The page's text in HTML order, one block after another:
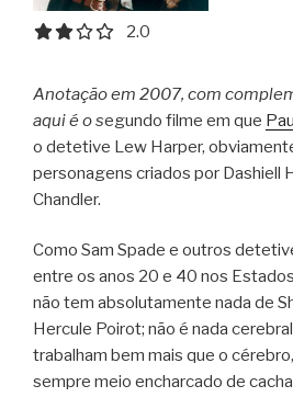
2.0 out of 5.0 stars
2.0
Anotação em 2007, com
aqui é o segundo filme em que
o detetive Lew Harper,
personagens criados por Dashiell
Chandler.
Como Sam Spade e outros
entre os anos 20 e 40 nos
não tem absolutamente nada de
Hercule Poirot; não é nada
trabalham bem mais que o
sempre meio encharcado de